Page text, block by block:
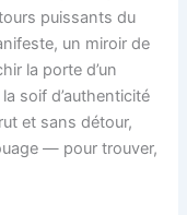
puissants du
un miroir de
la porte d’un
soif d’authenticité
et sans détour,
— pour trouver,